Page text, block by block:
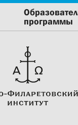
программы